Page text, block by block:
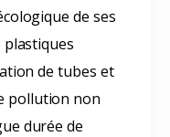
de ses
de tubes et
pollution non
durée de